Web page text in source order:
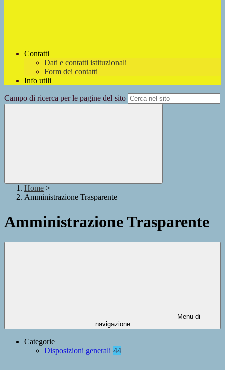
Contatti
Dati e contatti istituzionali
Form dei contatti
Info utili
Campo di ricerca per le pagine del sito
Home >
Amministrazione Trasparente
Amministrazione Trasparente
Menu di
navigazione
Categorie
Disposizioni generali 44